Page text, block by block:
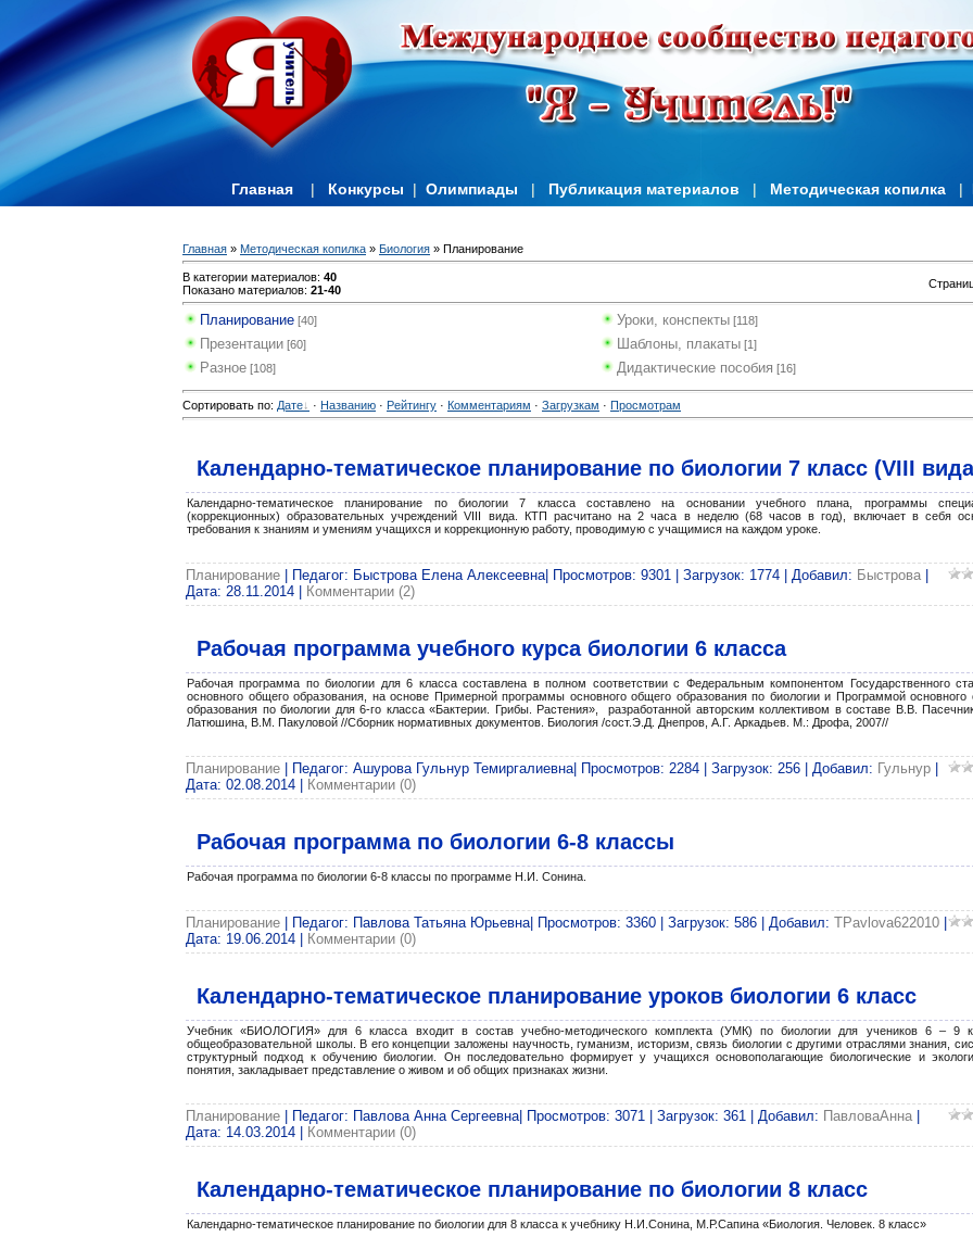
Главная | Конкурсы | Олимпиады | Публикация материалов | Методическая копилка |
Главная » Методическая копилка » Биология » Планирование
В категории материалов: 40
Показано материалов: 21-40
Планирование [40] Уроки, конспекты [118]
Презентации [60] Шаблоны, плакаты [1]
Разное [108] Дидактические пособия [16]
Сортировать по: Дате · Названию · Рейтингу · Комментариям · Загрузкам · Просмотрам
Календарно-тематическое планирование по биологии 7 класс (VIII
Календарно-тематическое планирование по биологии 7 класса составлено на основании учебного плана, программы
(коррекционных) образовательных учреждений VIII вида. КТП расчитано на 2 часа в неделю (68 часов в год), включает в себя
требования к знаниям и умениям учащихся и коррекционную работу, проводимую с учащимися на каждом уроке.
Планирование | Педагог: Быстрова Елена Алексеевна| Просмотров: 9301 | Загрузок: 1774 | Добавил: Быстрова
Дата: 28.11.2014 Комментарии (2)
Рабочая программа учебного курса биологии 6 класса
Рабочая программа по биологии для 6 класса составлена в полном соответствии с Федеральным компонентом Государственного
основного общего образования, на основе Примерной программы основного общего образования по биологии и Программой основного
образования по биологии для 6-го класса «Бактерии. Грибы. Растения», разработанной авторским коллективом в составе В.В.
Латюшина, В.М. Пакуловой //Сборник нормативных документов. Биология /сост.Э.Д. Днепров, А.Г. Аркадьев. М.: Дрофа, 2007//
Планирование | Педагог: Ашурова Гульнур Темиргалиевна| Просмотров: 2284 | Загрузок: 256 | Добавил: Гульнур
Дата: 02.08.2014 Комментарии (0)
Рабочая программа по биологии 6-8 классы
Рабочая программа по биологии 6-8 классы по программе Н.И. Сонина.
Планирование | Педагог: Павлова Татьяна Юрьевна| Просмотров: 3360 | Загрузок: 586 | Добавил: TPavlova622010
Дата: 19.06.2014 Комментарии (0)
Календарно-тематическое планирование уроков биологии 6 класс
Учебник «БИОЛОГИЯ» для 6 класса входит в состав учебно-методического комплекта (УМК) по биологии для учеников 6 – 9
общеобразовательной школы. В его концепции заложены научность, гуманизм, историзм, связь биологии с другими отраслями знания,
структурный подход к обучению биологии. Он последовательно формирует у учащихся основополагающие биологические и
понятия, закладывает представление о живом и об общих признаках жизни.
Планирование | Педагог: Павлова Анна Сергеевна| Просмотров: 3071 | Загрузок: 361 | Добавил: ПавловаАнна
Дата: 14.03.2014 Комментарии (0)
Календарно-тематическое планирование по биологии 8 класс
Календарно-тематическое планирование по биологии для 8 класса к учебнику Н.И.Сонина, М.Р.Сапина «Биология. Человек. 8 класс»